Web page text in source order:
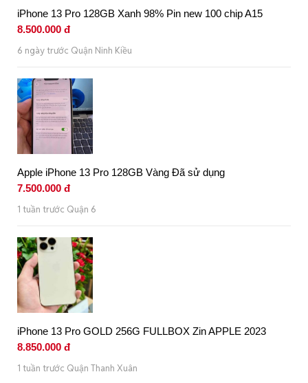
iPhone 13 Pro 128GB Xanh 98% Pin new 100 chip A15
8.500.000 đ
6 ngày trước Quận Ninh Kiều
Apple iPhone 13 Pro 128GB Vàng Đã sử dụng
7.500.000 đ
1 tuần trước Quận 6
iPhone 13 Pro GOLD 256G FULLBOX Zin APPLE 2023
8.850.000 đ
1 tuần trước Quận Thanh Xuân